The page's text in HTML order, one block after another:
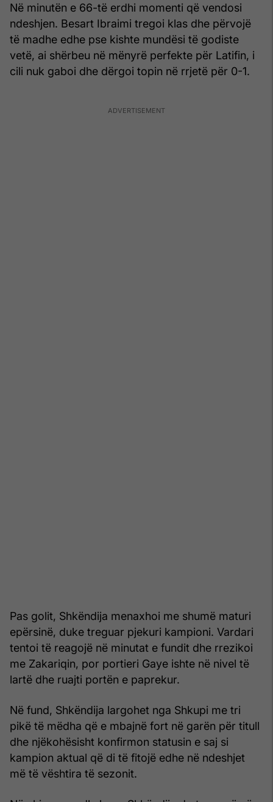
Në minutën e 66-të erdhi momenti që vendosi
ndeshjen. Besart Ibraimi tregoi klas dhe përvojë
të madhe edhe pse kishte mundësi të godiste
vetë, ai shërbeu në mënyrë perfekte për Latifin, i
cili nuk gaboi dhe dërgoi topin në rrjetë për 0-1.
Pas golit, Shkëndija menaxhoi me shumë maturi
epërsinë, duke treguar pjekuri kampioni. Vardari
tentoi të reagojë në minutat e fundit dhe rrezikoi
me Zakariqin, por portieri Gaye ishte në nivel të
lartë dhe ruajti portën e paprekur.
Në fund, Shkëndija largohet nga Shkupi me tri
pikë të mëdha që e mbajnë fort në garën për titull
dhe njëkohësisht konfirmon statusin e saj si
kampion aktual që di të fitojë edhe në ndeshjet
më të vështira të sezonit.